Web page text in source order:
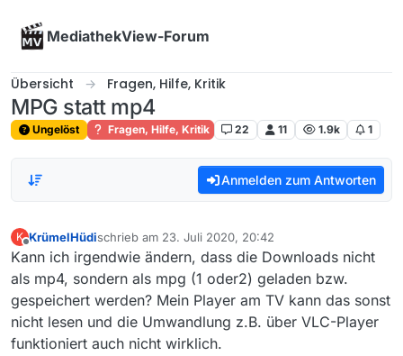
MediathekView-Forum
Übersicht Fragen, Hilfe, Kritik
MPG statt mp4
Ungelöst Fragen, Hilfe, Kritik 22 11 1.9k 1
Anmelden zum Antworten
K
Offline
KrümelHüdischrieb am 23. Juli 2020, 20:42
zuletzt editiert von
Kann ich irgendwie ändern, dass die Downloads nicht
als mp4, sondern als mpg (1 oder2) geladen bzw.
gespeichert werden? Mein Player am TV kann das sonst
nicht lesen und die Umwandlung z.B. über VLC-Player
funktioniert auch nicht wirklich.